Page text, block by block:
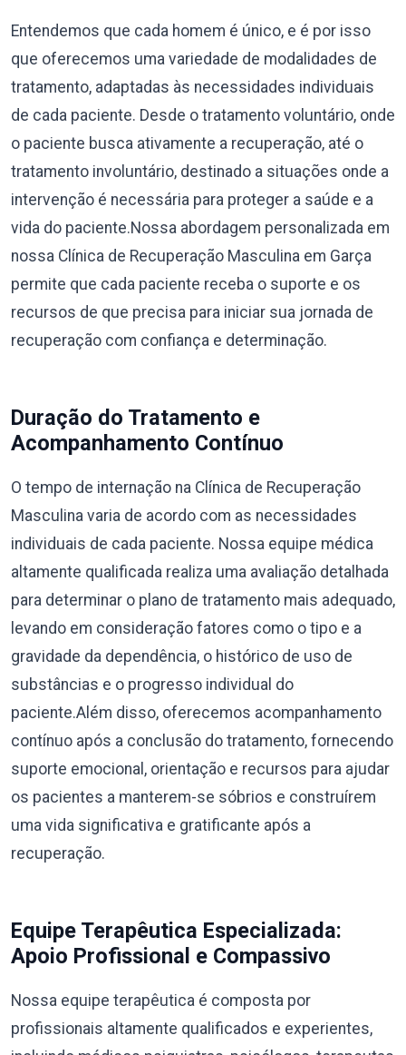
Entendemos que cada homem é único, e é por isso
que oferecemos uma variedade de modalidades de
tratamento, adaptadas às necessidades individuais
de cada paciente. Desde o tratamento voluntário, onde
o paciente busca ativamente a recuperação, até o
tratamento involuntário, destinado a situações onde a
intervenção é necessária para proteger a saúde e a
vida do paciente.Nossa abordagem personalizada em
nossa Clínica de Recuperação Masculina em Garça
permite que cada paciente receba o suporte e os
recursos de que precisa para iniciar sua jornada de
recuperação com confiança e determinação.
Duração do Tratamento e
Acompanhamento Contínuo
O tempo de internação na Clínica de Recuperação
Masculina varia de acordo com as necessidades
individuais de cada paciente. Nossa equipe médica
altamente qualificada realiza uma avaliação detalhada
para determinar o plano de tratamento mais adequado,
levando em consideração fatores como o tipo e a
gravidade da dependência, o histórico de uso de
substâncias e o progresso individual do
paciente.Além disso, oferecemos acompanhamento
contínuo após a conclusão do tratamento, fornecendo
suporte emocional, orientação e recursos para ajudar
os pacientes a manterem-se sóbrios e construírem
uma vida significativa e gratificante após a
recuperação.
Equipe Terapêutica Especializada:
Apoio Profissional e Compassivo
Nossa equipe terapêutica é composta por
profissionais altamente qualificados e experientes,